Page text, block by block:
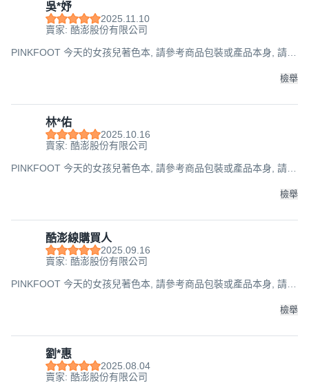
吳*妤
2025.11.10
賣家: 酷澎股份有限公司
PINKFOOT 今天的女孩兒著色本, 請參考商品包裝或產品本身, 請參
檢舉
林*佑
2025.10.16
賣家: 酷澎股份有限公司
PINKFOOT 今天的女孩兒著色本, 請參考商品包裝或產品本身, 請參
檢舉
酷澎線購買人
2025.09.16
賣家: 酷澎股份有限公司
PINKFOOT 今天的女孩兒著色本, 請參考商品包裝或產品本身, 請參
檢舉
劉*惠
2025.08.04
賣家: 酷澎股份有限公司